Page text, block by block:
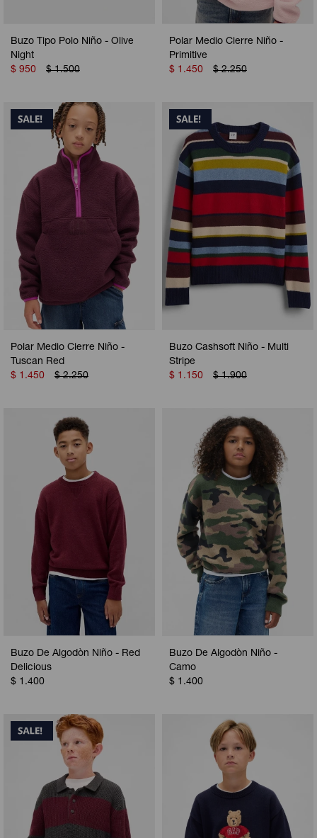
Buzo Tipo Polo Niño - Olive
Night
$ 950 $ 1.500
Polar Medio Cierre Niño -
Primitive
$ 1.450 $ 2.250
Polar Medio Cierre Niño -
Tuscan Red
$ 1.450 $ 2.250
Buzo Cashsoft Niño - Multi
Stripe
$ 1.150 $ 1.900
Buzo De Algodòn Niño - Red
Delicious
$ 1.400
Buzo De Algodòn Niño -
Camo
$ 1.400